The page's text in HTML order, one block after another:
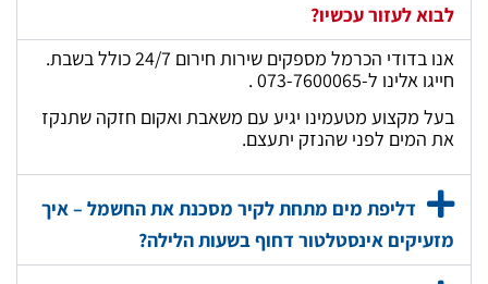
לבוא לעזור עכשיו?
אנו בדודי הכרמל מספקים שירות חירום 24/7 כולל בשבת.
חייגו אלינו ל-073-7600065 .
בעל מקצוע מטעמינו יגיע עם משאבת ואקום חזקה שתנקז
את המים לפני שהנזק יתעצם.
דליפת מים מתחת לקיר מסכנת את החשמל – איך
מזעיקים אינסטלטור דחוף בשעות הלילה?